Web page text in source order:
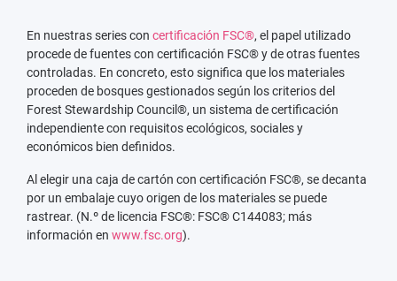
En nuestras series con certificación FSC®, el papel utilizado
procede de fuentes con certificación FSC® y de otras fuentes
controladas. En concreto, esto significa que los materiales
proceden de bosques gestionados según los criterios del
Forest Stewardship Council®, un sistema de certificación
independiente con requisitos ecológicos, sociales y
económicos bien definidos.
Al elegir una caja de cartón con certificación FSC®, se decanta
por un embalaje cuyo origen de los materiales se puede
rastrear. (N.º de licencia FSC®: FSC® C144083; más
información en www.fsc.org).